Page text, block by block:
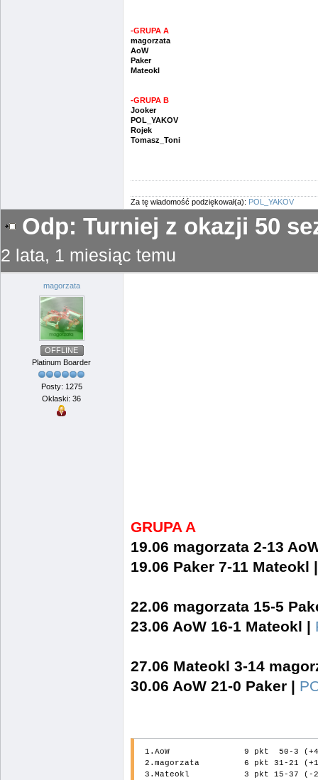
-GRUPA A
magorzata
AoW
Paker
Mateokl
-GRUPA B
Jooker
POL_YAKOV
Rojek
Tomasz_Toni
Za tę wiadomość podziękował(a): POL_YAKOV
Odp: Turniej z okazji 50
2 lata, 1 miesiąc temu
magorzata
OFFLINE
Platinum Boarder
Posty: 1275
Oklaski: 36
GRUPA A
19.06 magorzata 2-13
19.06 Paker 7-11 Mateokl
22.06 magorzata 15-5
23.06 AoW 16-1 Mateokl |
27.06 Mateokl 3-14
30.06 AoW 21-0 Paker |
1.AoW               9 pkt  50-3 (+47)
2.magorzata         6 pkt 31-21
3.Mateokl           3 pkt 15-37 (-22)